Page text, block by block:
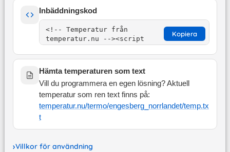
Inbäddningskod
Kopiera
Hämta temperaturen som text
Vill du programmera en egen lösning? Aktuell
temperatur som ren text finns på:
temperatur.nu/termo/engesberg_norrlandet/temp.tx
t
Villkor för användning